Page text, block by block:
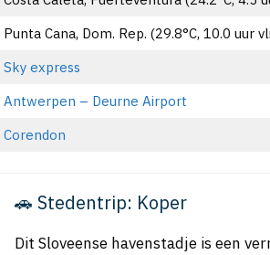
Punta Cana, Dom. Rep. (29.8°C, 10.0 uur
Sky express
Antwerpen – Deurne Airport
Corendon
🚗 Stedentrip: Koper
Dit Sloveense havenstadje is een